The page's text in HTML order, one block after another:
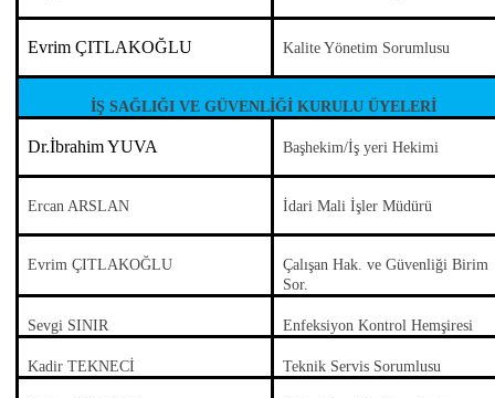
Evrim ÇITLAKOĞLU Kalite Yönetim Sorumlusu
İŞ SAĞLIĞI VE GÜVENLİĞİ KURULU ÜYELERİ
Dr.İbrahim YUVA Başhekim/İş yeri Hekimi
Ercan ARSLAN İdari Mali İşler Müdürü
Evrim ÇITLAKOĞLU
Çalışan Hak. ve Güvenliği Birim
Sor.
Sevgi SINIR Enfeksiyon Kontrol Hemşiresi
Kadir TEKNECİ Teknik Servis Sorumlusu